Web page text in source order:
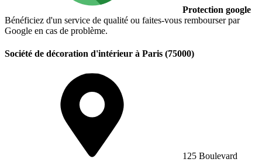
Protection google
Bénéficiez d'un service de qualité ou faites-vous rembourser par
Google en cas de problème.
Société de décoration d'intérieur à Paris (75000)
125 Boulevard